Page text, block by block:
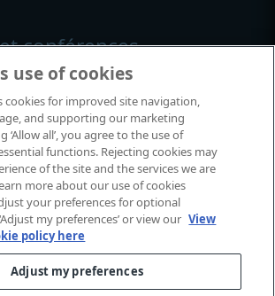
conférences
plc. Tous droits réservés.
et conformité|Accessibilité|
use of cookies
cookies for improved site navigation,
and supporting our marketing
‘Allow all’, you agree to the use of
functions. Rejecting cookies may
of the site and the services we are
more about our use of cookies
your preferences for optional
my preferences’ or view our View
policy here
Adjust my preferences